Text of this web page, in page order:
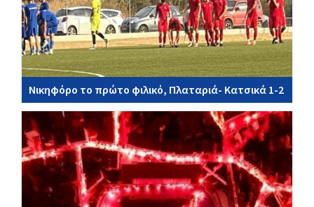
Νικηφόρο το πρώτο φιλικό, Πλαταριά- Κατσικά 1-2